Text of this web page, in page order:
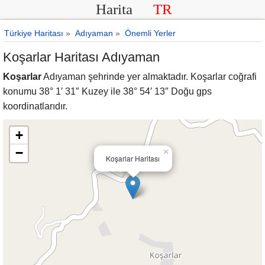
Harita TR
Türkiye Haritası » Adıyaman » Önemli Yerler
Koşarlar Haritası Adıyaman
KoşarlarAdıyaman şehrinde yer almaktadır. Koşarlar coğrafi
konumu 38° 1′ 31″ Kuzey ile 38° 54′ 13″ Doğu gps
koordinatlarıdır.
Koşarlar Haritası
×
+
−